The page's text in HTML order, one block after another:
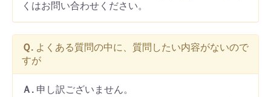
くはお問い合わせください。
Ｑ. よくある質問の中に、質問したい内容がないので
すが
Ａ. 申し訳ございません。